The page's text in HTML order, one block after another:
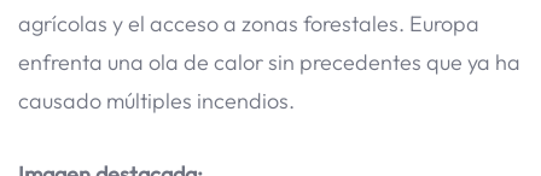
agrícolas y el acceso a zonas forestales. Europa
enfrenta una ola de calor sin precedentes que ya ha
causado múltiples incendios.